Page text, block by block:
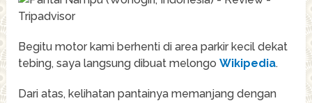
Begitu motor kami berhenti di area parkir kecil dekat
tebing, saya langsung dibuat melongoWikipedia.
Dari atas, kelihatan pantainya memanjang dengan